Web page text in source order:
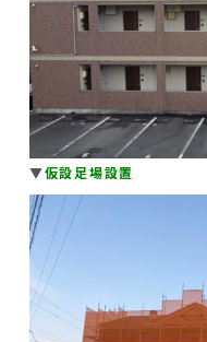
▼仮設足場設置